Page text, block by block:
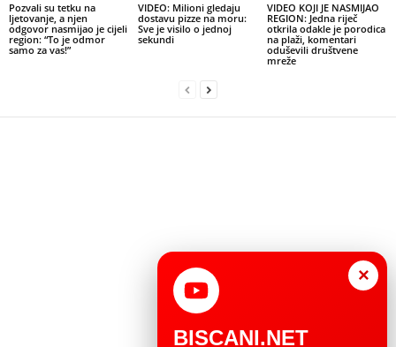
Pozvali su tetku na
ljetovanje, a njen
odgovor nasmijao je cijeli
region: “To je odmor
samo za vas!”
VIDEO: Milioni gledaju
dostavu pizze na moru:
Sve je visilo o jednoj
sekundi
VIDEO KOJI JE NASMIJAO
REGION: Jedna riječ
otkrila odakle je porodica
na plaži, komentari
oduševili društvene
mreže
×
BISCANI.NET